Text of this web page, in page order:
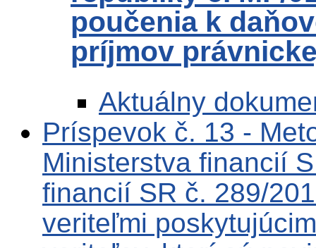
poučenia k
príjmov
Aktuálny
Príspevok č. 13 -
Ministerstva financií
financií SR č. 289/
veriteľmi